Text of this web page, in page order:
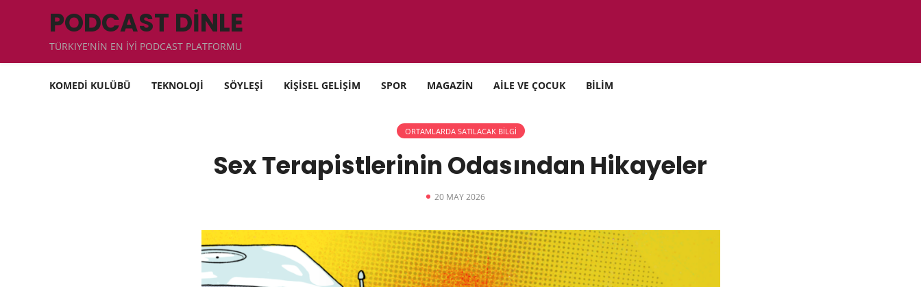
PODCAST DİNLE
TÜRKIYE'NİN EN İYİ PODCAST PLATFORMU
KOMEDİ KULÜBÜ TEKNOLOJİ SÖYLEŞİ KİŞİSEL GELİŞİM SPOR MAGAZİN AİLE VE ÇOCUK BİLİM
ORTAMLARDA SATILACAK BİLGİ
Sex Terapistlerinin Odasından Hikayeler
20 MAY 2026